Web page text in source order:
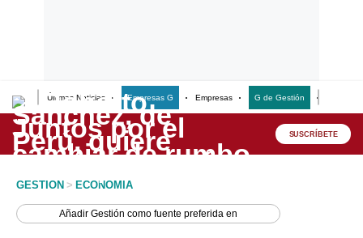
Últimas Noticias Empresas G Empresas G de Gestión
Lo último
Peru Quiosco SUSCRÍBETE
GESTION > ECONOMIA
AñadirGestión como fuente preferida en